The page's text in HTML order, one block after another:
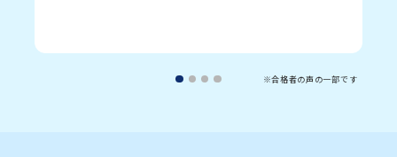
※合格者の声の一部です